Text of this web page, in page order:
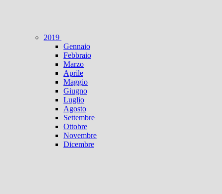
2019
Gennaio
Febbraio
Marzo
Aprile
Maggio
Giugno
Luglio
Agosto
Settembre
Ottobre
Novembre
Dicembre